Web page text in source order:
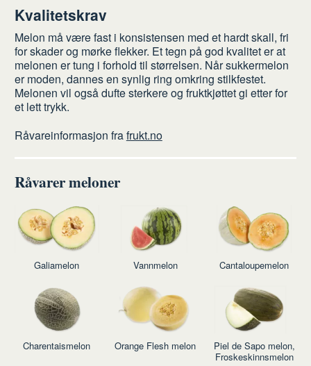
Kvalitetskrav
Melon må være fast i konsistensen med et hardt skall, fri
for skader og mørke flekker. Et tegn på god kvalitet er at
melonen er tung i forhold til størrelsen. Når sukkermelon
er moden, dannes en synlig ring omkring stilkfestet.
Melonen vil også dufte sterkere og fruktkjøttet gi etter for
et lett trykk.
Råvareinformasjon frafrukt.no
Råvarer meloner
Galiamelon Vannmelon Cantaloupemelon
Charentaismelon Orange Flesh melon
Piel de Sapo melon,
Froskeskinnsmelon